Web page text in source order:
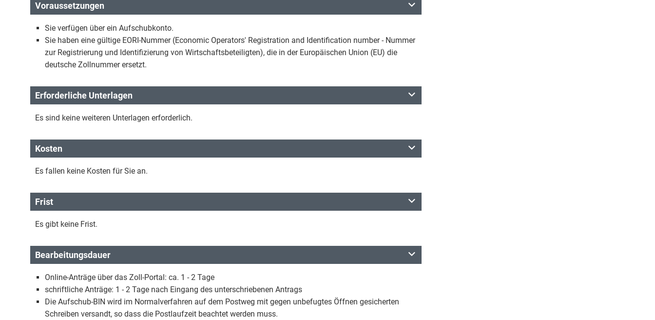
Voraussetzungen
Sie verfügen über ein Aufschubkonto.
Sie haben eine gültige EORI-Nummer (Economic Operators' Registration and Identification number - Nummer
zur Registrierung und Identifizierung von Wirtschaftsbeteiligten), die in der Europäischen Union (EU) die
deutsche Zollnummer ersetzt.
Erforderliche Unterlagen
Es sind keine weiteren Unterlagen erforderlich.
Kosten
Es fallen keine Kosten für Sie an.
Frist
Es gibt keine Frist.
Bearbeitungsdauer
Online-Anträge über das Zoll-Portal: ca. 1 - 2 Tage
schriftliche Anträge: 1 - 2 Tage nach Eingang des unterschriebenen Antrags
Die Aufschub-BIN wird im Normalverfahren auf dem Postweg mit gegen unbefugtes Öffnen gesicherten
Schreiben versandt, so dass die Postlaufzeit beachtet werden muss.